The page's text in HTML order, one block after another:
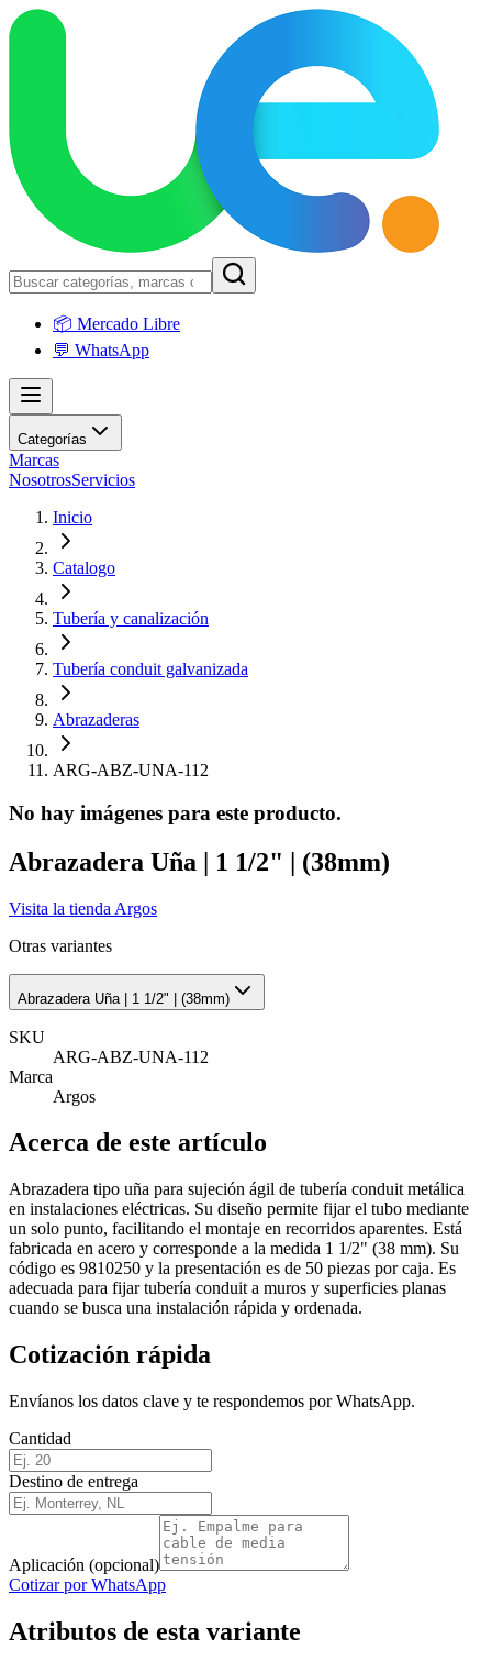
📦 Mercado Libre
💬 WhatsApp
Categorías
Marcas
NosotrosServicios
Inicio
Catalogo
Tubería y canalización
Tubería conduit galvanizada
Abrazaderas
ARG-ABZ-UNA-112
No hay imágenes para este producto.
Abrazadera Uña | 1 1/2" | (38mm)
Visita la tienda Argos
Otras variantes
Abrazadera Uña | 1 1/2" | (38mm)
SKU
ARG-ABZ-UNA-112
Marca
Argos
Acerca de este artículo
Abrazadera tipo uña para sujeción ágil de tubería conduit metálica
en instalaciones eléctricas. Su diseño permite fijar el tubo mediante
un solo punto, facilitando el montaje en recorridos aparentes. Está
fabricada en acero y corresponde a la medida 1 1/2" (38 mm). Su
código es 9810250 y la presentación es de 50 piezas por caja. Es
adecuada para fijar tubería conduit a muros y superficies planas
cuando se busca una instalación rápida y ordenada.
Cotización rápida
Envíanos los datos clave y te respondemos por WhatsApp.
Cantidad
Destino de entrega
Aplicación (opcional)
Cotizar por WhatsApp
Atributos de esta variante